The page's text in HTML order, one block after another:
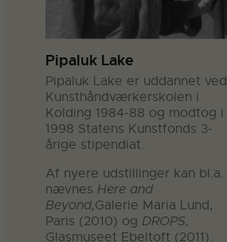
Pipaluk Lake
Pipaluk Lake er uddannet ved
Kunsthåndværkerskolen i
Kolding 1984-88 og modtog i
1998 Statens Kunstfonds 3-
årige stipendiat.
Af nyere udstillinger kan bl.a.
nævnesHere and
Beyond,Galerie Maria Lund,
Paris (2010) og DROPS,
Glasmuseet Ebeltoft (2011).